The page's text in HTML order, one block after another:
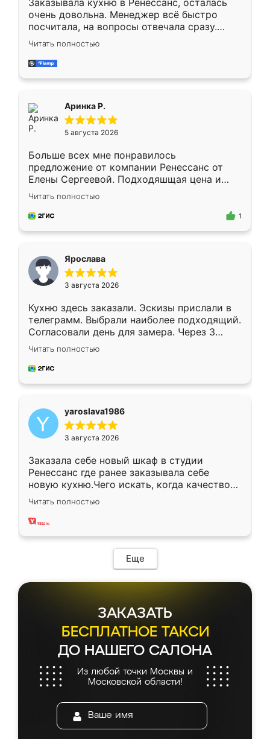
Заказывала кухню в Ренессанс, осталась
очень довольна. Менеджер всё быстро
посчитала, на вопросы отвечала сразу.
Замерщик приехал в субботу, подошёл к
делу со всей ответственностью. Собрали
за день, ребята работали аккуратно, даже
Читать полностью
Аринка Р.
5 августа 2026
Больше всех мне понравилось
предложение от компании Ренессанс от
Елены Сергеевой. Подходяшщая цена и
короткие сроки изготовления. Приехавший
для замера сотрудник Владислав
предложил по моему эскизу самый
Читать полностью
1
Ярослава
3 августа 2026
Кухню здесь заказали. Эскизы прислали в
телеграмм. Выбрали наиболее подходящий.
Согласовали день для замера. Через 3
недели кухня была уже готова. Остались
довольны работой. Спасибо Ренессанс
мебель за качественную работу!
Читать полностью
yaroslava1986
3 августа 2026
Заказала себе новый шкаф в студии
Ренессанс где ранее заказывала себе
новую кухню.Чего искать, когда качеством
вполне довольна. Служит кухня уже почти
два года, нареканий нет.
Читать полностью
Еще
ЗАКАЗАТЬ
БЕСПЛАТНОЕ ТАКСИ
ДО НАШЕГО САЛОНА
Из любой точки Москвы и
Московской области!